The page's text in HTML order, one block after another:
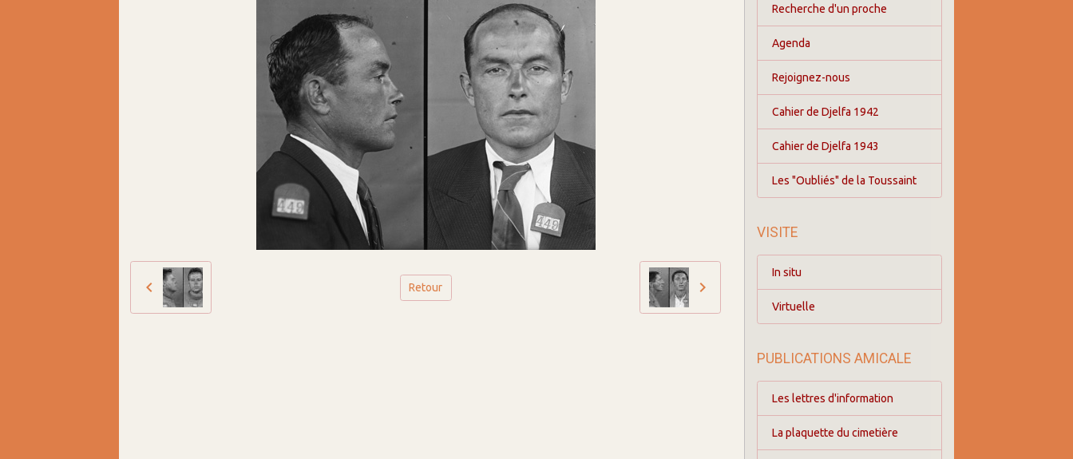
Retour
Recherche d'un proche
Agenda
Rejoignez-nous
Cahier de Djelfa 1942
Cahier de Djelfa 1943
Les "Oubliés" de la Toussaint
VISITE
In situ
Virtuelle
PUBLICATIONS AMICALE
Les lettres d'information
La plaquette du cimetière